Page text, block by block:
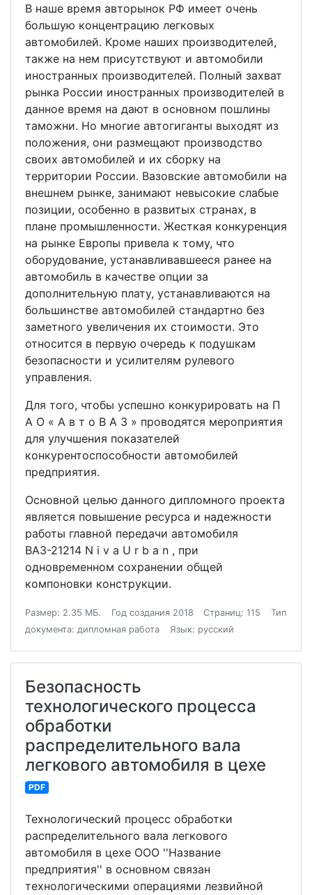
В наше время авторынок РФ имеет очень
большую концентрацию легковых
автомобилей. Кроме наших производителей,
также на нем присутствуют и автомобили
иностранных производителей. Полный захват
рынка России иностранных производителей в
данное время на дают в основном пошлины
таможни. Но многие автогиганты выходят из
положения, они размещают производство
своих автомобилей и их сборку на
территории России. Вазовские автомобили на
внешнем рынке, занимают невысокие слабые
позиции, особенно в развитых странах, в
плане промышленности. Жесткая конкуренция
на рынке Европы привела к тому, что
оборудование, устанавливавшееся ранее на
автомобиль в качестве опции за
дополнительную плату, устанавливаются на
большинстве автомобилей стандартно без
заметного увеличения их стоимости. Это
относится в первую очередь к подушкам
безопасности и усилителям рулевого
управления.
Для того, чтобы успешно конкурировать на П
А О « А в т о В А З » проводятся мероприятия
для улучшения показателей
конкурентоспособности автомобилей
предприятия.
Основной целью данного дипломного проекта
является повышение ресурса и надежности
работы главной передачи автомобиля
ВАЗ-21214 N i v a U r b a n , при
одновременном сохранении общей
компоновки конструкции.
Размер: 2.35 МБ. Год создания 2018 Страниц: 115
Тип
документа: дипломная работа
Язык: русский
Безопасность
технологического процесса
обработки
распределительного вала
легкового автомобиля в цехе
PDF
Технологический процесс обработки
распределительного вала легкового
автомобиля в цехе ООО ''Название
предприятия'' в основном связан
технологическими операциями лезвийной